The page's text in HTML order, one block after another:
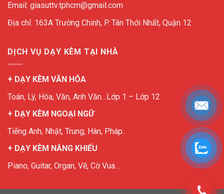
Email: giasuttv.tphcm@gmail.com
Địa chỉ: 163A Trường Chinh, P. Tân Thới Nhất, Quận 12
DỊCH VỤ DẠY KÈM TẠI NHÀ
+ DẠY KÈM VĂN HÓA
Toán, Lý, Hóa, Văn, Anh Văn…Lớp 1 – Lớp 12
+ DẠY KÈM NGOẠI NGỮ
Tiếng Anh, Nhật, Trung, Hàn, Pháp..
+ DẠY KÈM NĂNG KHIẾU
Piano, Guitar, Organ, Vẽ, Cờ Vua…